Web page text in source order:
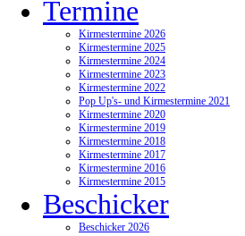
Termine
Kirmestermine 2026
Kirmestermine 2025
Kirmestermine 2024
Kirmestermine 2023
Kirmestermine 2022
Pop Up's- und Kirmestermine 2021
Kirmestermine 2020
Kirmestermine 2019
Kirmestermine 2018
Kirmestermine 2017
Kirmestermine 2016
Kirmestermine 2015
Beschicker
Beschicker 2026